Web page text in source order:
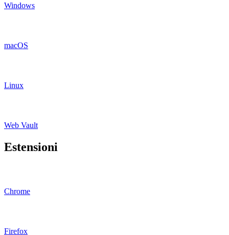
Windows
macOS
Linux
Web Vault
Estensioni
Chrome
Firefox